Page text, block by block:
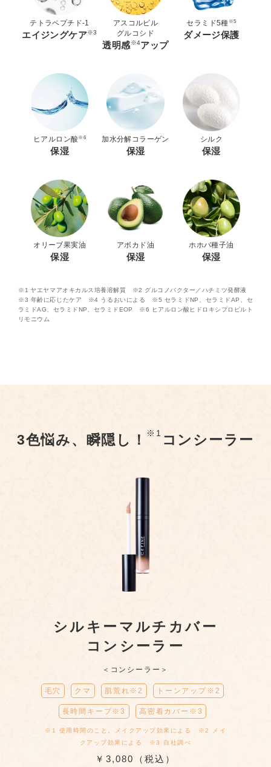
テトラペプチド-1
エイジングケア※3
アスコルビル
グルコシド
透明感※4アップ
セラミド5種 ※5
ダメージ保護
ヒアルロン酸 ※6
保湿
加水分解コラーゲン
保湿
シルク
保湿
オリーブ果実油
保湿
アボカド油
保湿
ホホバ種子油
保湿
※1 ヤエヤマアオキカルス培養溶解質 ※2 グルコノバクター／ハチミツ発酵液
※3 年齢に応じたケア ※4 うるおいによる ※5 セラミドNP、セラミドAP、セ
ラミドAG、セラミドNP、セラミドEOP ※6 ヒアルロン酸ヒドロキシプロピルト
リモニウム
3色悩み、瞬隠し！ ※1 コンシーラー
シルキーマルチカバー
コンシーラー
＜コンシーラー＞
毛穴 クマ 肌荒れ※2 トーンアップ※2
長時間キープ※3 高密着カバー※3
※1 使用時間のこと。メイクアップ効果による ※2 メイ
クアップ効果による ※3 自社調べ
￥3,080（税込）